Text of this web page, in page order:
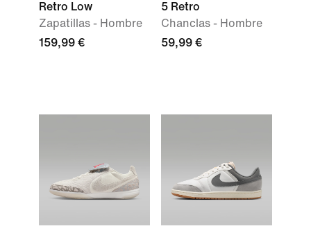
Retro Low
Zapatillas - Hombre
159,99 €
5 Retro
Chanclas - Hombre
59,99 €